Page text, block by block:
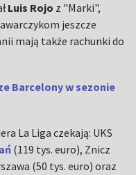
Luis Rojo z "Marki",
jeszcze
mają także rachunki do
Barcelony w sezonie
La Liga czekają: UKS
(119 tys. euro), Znicz
(50 tys. euro) oraz